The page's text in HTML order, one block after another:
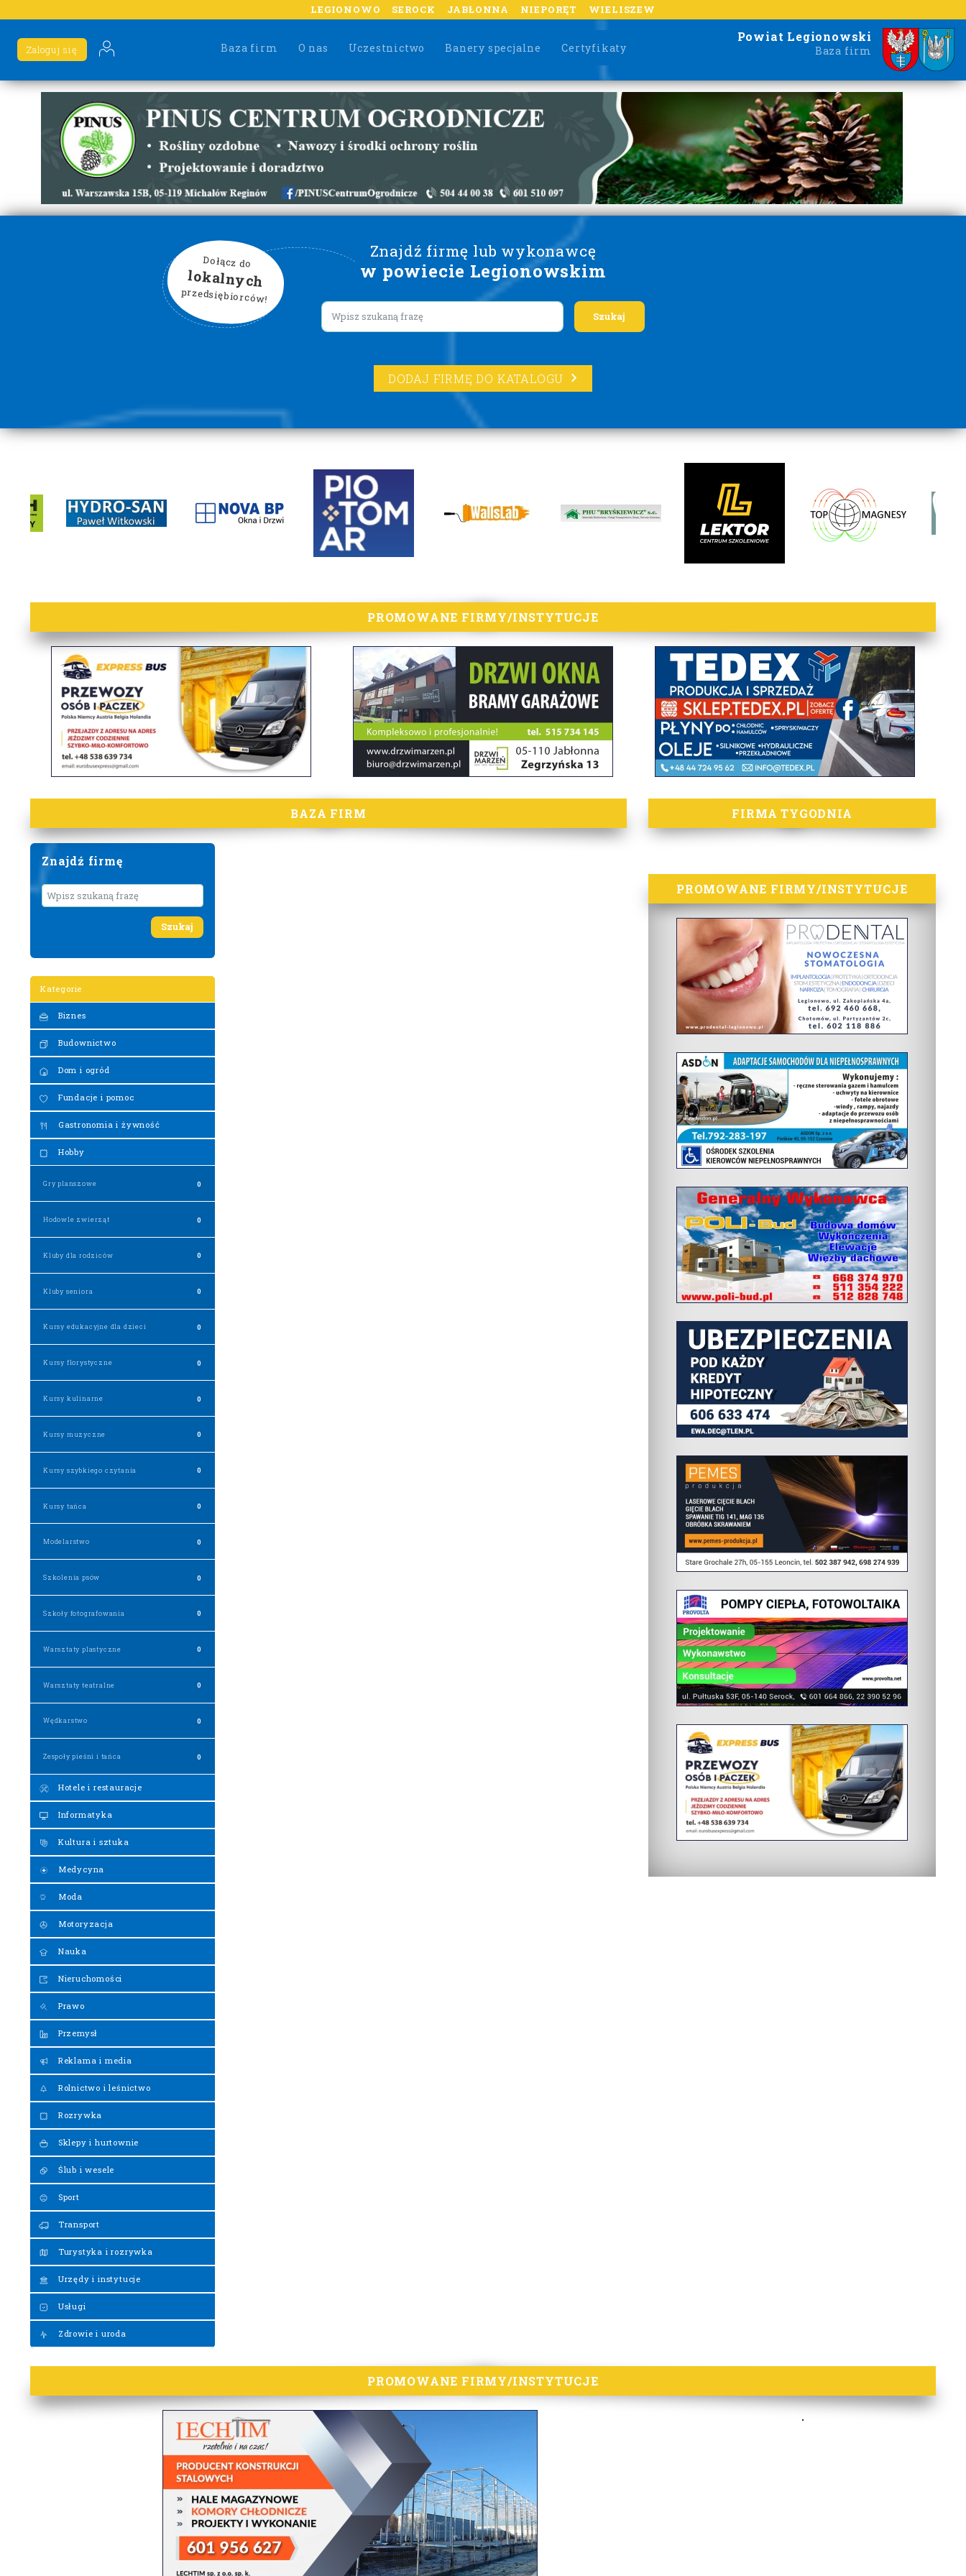
LEGIONOWO SEROCK JABŁONNA NIEPORĘT WIELISZEW
Baza firm O nas Uczestnictwo Banery specjalne Certyfikaty
Zaloguj się
Powiat Legionowski
Baza firm
Znajdź firmę lub wykonawcę
w powiecie Legionowskim
Dołącz do
lokalnych
przedsiębiorców!
Lorem ipsum
DODAJ FIRMĘ DO KATALOGU
lorem ipsum
PROMOWANE FIRMY/INSTYTUCJE
BAZA FIRM
Znajdź firmę
Wyszukaj
Kategorie
Biznes
Budownictwo
Dom i ogród
Fundacje i pomoc
Gastronomia i żywność
Hobby
Gry planszowe 0
Hodowle zwierząt 0
Kluby dla rodziców 0
Kluby seniora 0
Kursy edukacyjne dla dzieci 0
Kursy florystyczne 0
Kursy kulinarne 0
Kursy muzyczne 0
Kursy szybkiego czytania 0
Kursy tańca 0
Modelarstwo 0
Szkolenia psów 0
Szkoły fotografowania 0
Warsztaty plastyczne 0
Warsztaty teatralne 0
Wędkarstwo 0
Zespoły pieśni i tańca 0
Hotele i restauracje
Informatyka
Kultura i sztuka
Medycyna
Moda
Motoryzacja
Nauka
Nieruchomości
Prawo
Przemysł
Reklama i media
Rolnictwo i leśnictwo
Rozrywka
Sklepy i hurtownie
Ślub i wesele
Sport
Transport
Turystyka i rozrywka
Urzędy i instytucje
Usługi
Zdrowie i uroda
FIRMA TYGODNIA
PROMOWANE FIRMY/INSTYTUCJE
PROMOWANE FIRMY/INSTYTUCJE